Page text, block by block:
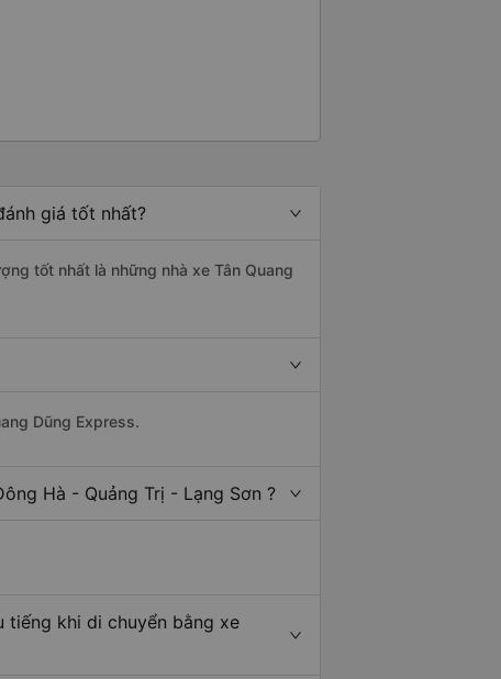
giá tốt nhất?
tốt nhất là những nhà xe Tân Quang
Dũng Express.
Hà - Quảng Trị - Lạng Sơn ?
tiếng khi di chuyển bằng xe